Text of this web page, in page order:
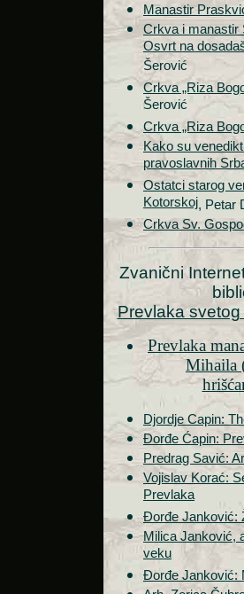
Manastir
Crkva i manastir
Osvrt na
Šerović
Crkva „Riza
Šerović
Crkva „Riza
Kako su
pravoslavnih
Ostatci starog
Kotorskoj, Petar
Crkva Sv.
Zvanični
Prevlaka
Prevlaka
Mihaila
Djordje Capin:
Đorđe Ćapin:
Predrag Savić:
Vojislav Korać:
Prevlaka
Đorđe Janković:
Milica Janković,
veku
Đorđe Janković: